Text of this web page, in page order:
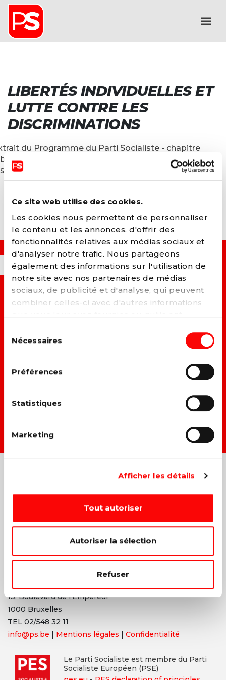
Ce site web utilise des cookies.
Les cookies nous permettent de personnaliser
le contenu et les annonces, d'offrir des
fonctionnalités relatives aux médias sociaux et
d'analyser notre trafic. Nous partageons
également des informations sur l'utilisation de
notre site avec nos partenaires de médias
sociaux, de publicité et d'analyse, qui peuvent
combiner celles-ci avec d'autres informations
services. Vous pouvez à tout moment modifier
politique
duNécessaires
Préférences
Statistiques
Marketing
Afficher les détails
Tout autoriser
Autoriser la sélection
Refuser
LIBERTÉS INDIVIDUELLES ET
LUTTE CONTRE LES
DISCRIMINATIONS
du Programme du Parti Socialiste - chapitre
individuelles et lutte contre les
et de liberté sont à l’origine de tous les combats menés
par le PS. Bien sûr, nous adaptons ceux-ci à la société
ne changent pas et ne changeront jamais.
13,Boulevardde l’Empereur
1000 Bruxelles
TEL 02/548 32 11
info@ps.be | Mentions légales | Confidentialité
Le Parti Socialiste est membre du Parti
Socialiste Européen (PSE)
OUI, JE VEUX...
onstruire un monde plus juste et solidaire.
utter contre toutes les formes de discrimination.
→ Faire du climat et du social un même combat.
onner une vraie place à chacun dans la société.
DEVENIR MEMBRE →